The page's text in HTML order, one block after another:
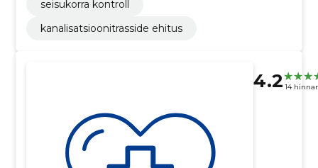
seisukorra kontroll
kanalisatsioonitrasside ehitus
4.2 14